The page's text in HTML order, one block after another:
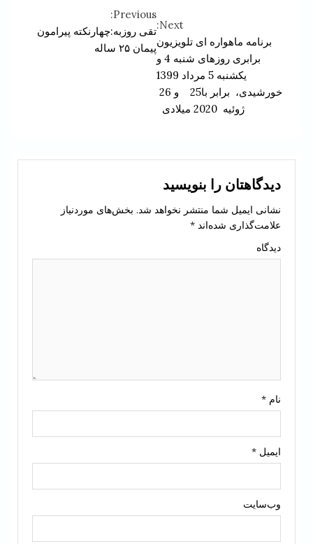
Reading
Previous:
تقی روزبه:چهارنکته پیرامون
پیمان ۲۵ ساله
Next:
برنامه ماهواره ای تلویزیون
برابری روزهای شنبه 4 و
یکشنبه 5 مرداد 1399
ژوئیه 2020 میلادی
دیدگاهتان را بنویسید
نشانی ایمیل شما منتشر نخواهد شد. بخش‌های موردنیاز
علامت‌گذاری شده‌اند *
دیدگاه
نام *
ایمیل *
وب‌سایت